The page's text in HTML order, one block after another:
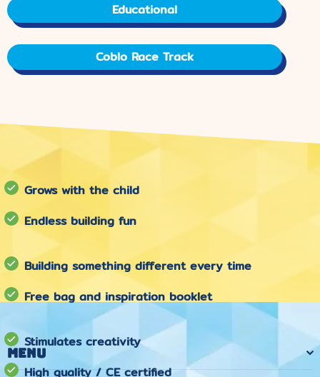
Educational
Coblo Race Track
Grows with the child
Endless building fun
Building something different every time
Free bag and inspiration booklet
Stimulates creativity
High quality / CE certified
Menu